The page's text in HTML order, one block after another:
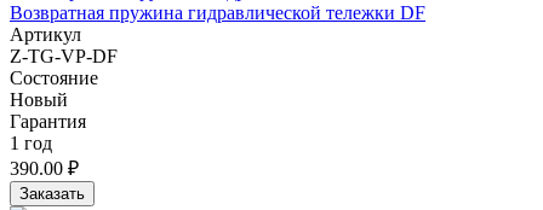
Возвратная пружина гидравлической тележки DF
Артикул
Z-TG-VP-DF
Состояние
Новый
Гарантия
1 год
390.00 ₽
Заказать